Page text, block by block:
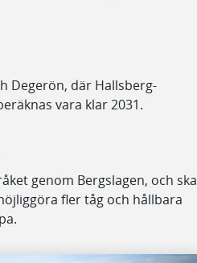
Degerön, där Hallsberg-
vara klar 2031.
genom Bergslagen, och ska
fler tåg och hållbara